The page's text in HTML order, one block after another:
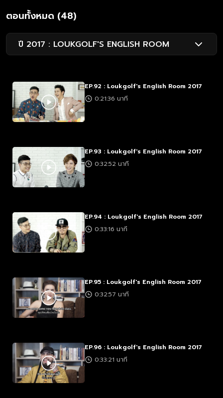
ตอนทั้งหมด (48)
ปี 2017 : LOUKGOLF'S ENGLISH ROOM
EP.92 : Loukgolf's English Room 2017
0:21:36 นาที
EP.93 : Loukgolf's English Room 2017
0:32:52 นาที
EP.94 : Loukgolf's English Room 2017
0:33:16 นาที
EP.95 : Loukgolf's English Room 2017
0:32:57 นาที
EP.96 : Loukgolf's English Room 2017
0:33:21 นาที